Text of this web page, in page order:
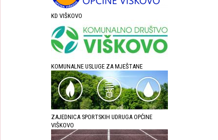
KD VIŠKOVO
KOMUNALNE USLUGE ZA MJEŠTANE
ZAJEDNICA SPORTSKIH UDRUGA OPĆINE
VIŠKOVO